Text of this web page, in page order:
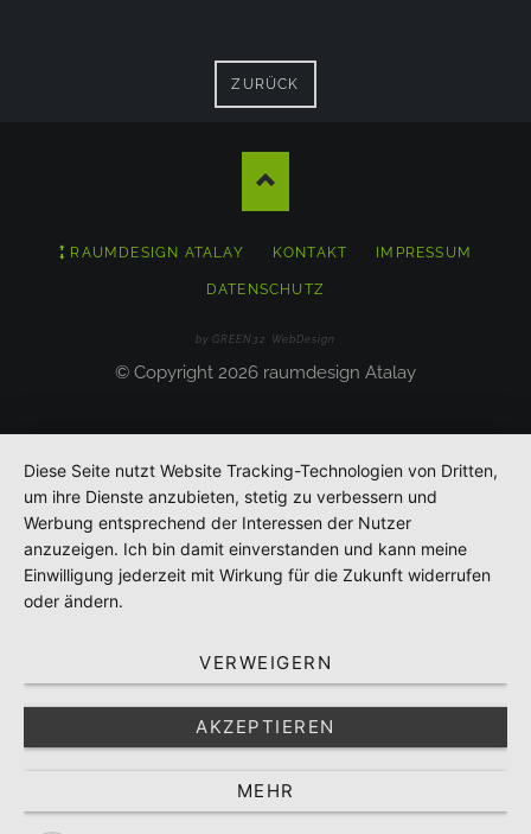
ZURÜCK
NAVIGATION
RAUMDESIGN ATALAY KONTAKT IMPRESSUM
DATENSCHUTZ
by GREEN32 WebDesign
© Copyright 2026 raumdesign Atalay
Diese Seite nutzt Website Tracking-Technologien von Dritten,
um ihre Dienste anzubieten, stetig zu verbessern und
Werbung entsprechend der Interessen der Nutzer
anzuzeigen. Ich bin damit einverstanden und kann meine
Einwilligung jederzeit mit Wirkung für die Zukunft widerrufen
oder ändern.
VERWEIGERN
AKZEPTIEREN
MEHR